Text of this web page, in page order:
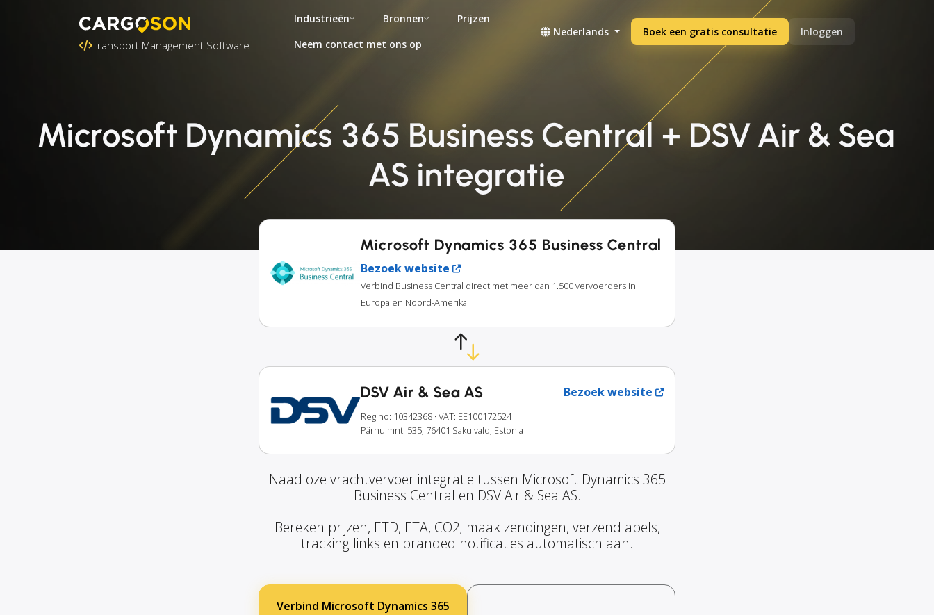
Transport Management Software
Industrieën Bronnen
Prijzen
Neem contact met ons op
Nederlands Boek een gratis consultatie Inloggen
Microsoft Dynamics 365 Business Central + DSV Air & Sea
AS integratie
Microsoft Dynamics 365 Business Central
Bezoek website
Verbind Business Central direct met meer dan 1.500 vervoerders in
Europa en Noord-Amerika
DSV Air & Sea AS Bezoek website
Reg no: 10342368 · VAT: EE100172524
Pärnu mnt. 535, 76401 Saku vald, Estonia
Naadloze vrachtvervoer integratie tussen Microsoft Dynamics 365
Business Central en DSV Air & Sea AS.
Bereken prijzen, ETD, ETA, CO2; maak zendingen, verzendlabels,
tracking links en branded notificaties automatisch aan.
Verbind Microsoft Dynamics 365